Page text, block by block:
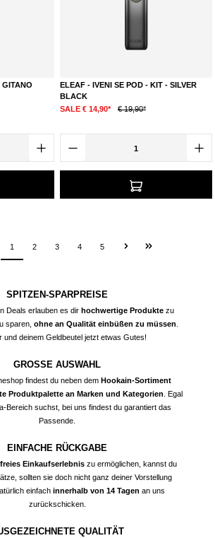
5 von 5 Sternen
ELEAF - IVENI SE POD - KIT - SILVER
BLACK
SALE € 14,90*
€ 19,90*
1 2 3 4 5
SPITZEN-SPARPREISE
Deals erlauben es dir hochwertige Produkte zu
sparen, ohne an Qualität einbüßen zu müssen.
und deinem Geldbeutel jetzt etwas Gutes!
GROSSE AUSWAHL
findest du neben demHookain-Sortiment
Produktpalette an Marken und Kategorien. Egal
Bereich suchst, bei uns findest du garantiert das
Passende.
EINFACHE RÜCKGABE
Einkaufserlebnis zu ermöglichen, kannst du
sollten sie doch nicht ganz deiner Vorstellung
einfach innerhalb von 14 Tagen an uns
zurückschicken.
QUALITÄT